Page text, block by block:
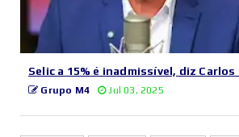
Selic a 15% é inadmissível, diz Carlos
Grupo M4 Jul 03, 2025